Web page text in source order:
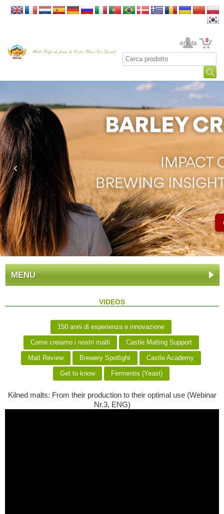
La sua area riservata 0
MENU
VIDEOS
150 anni di esperienza e innovazione
Come creiamo i nostri malti Castle Malting Support
Malt Review Brewery Spotlight Castle Academy
Get to know Fermentis (Yeast)
Kilned malts: From their production to their optimal use (Webinar
Nr.3, ENG)